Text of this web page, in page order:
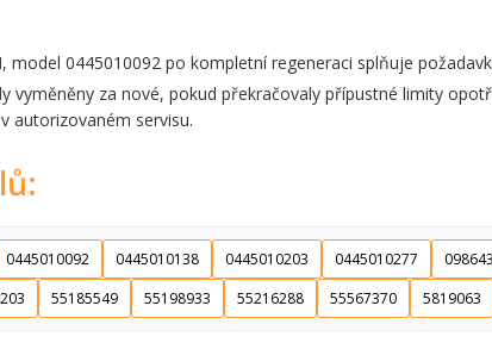
model 0445010092 po kompletní regeneraci splňuje
vyměněny za nové, pokud překračovaly přípustné limity
autorizovaném servisu.
0445010092 0445010138 0445010203 0445010277
55185549 55198933 55216288 55567370 5819063